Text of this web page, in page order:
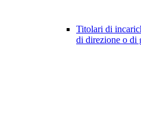
Titolari di
di direzione o di